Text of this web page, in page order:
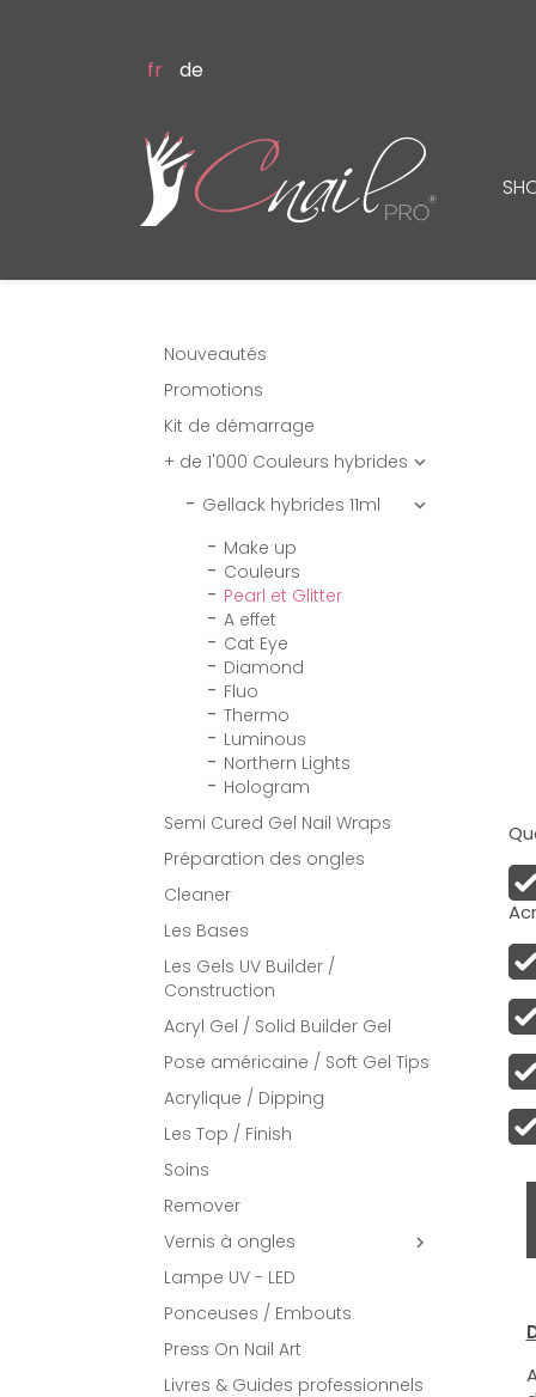
fr de
Nouveautés
Promotions
Kit de démarrage
+ de 1'000 Couleurs hybrides 
Gellack hybrides 11ml 
Make up
Couleurs
Pearl et Glitter
A effet
Cat Eye
Diamond
Fluo
Thermo
Luminous
Northern Lights
Hologram
Semi Cured Gel Nail Wraps
Préparation des ongles
Cleaner
Les Bases
Les Gels UV Builder /
Construction
Acryl Gel / Solid Builder Gel
Pose américaine / Soft Gel Tips
Acrylique / Dipping
Les Top / Finish
Soins
Remover
Vernis à ongles

Lampe UV - LED
Ponceuses / Embouts
Press On Nail Art
Livres & Guides professionnels